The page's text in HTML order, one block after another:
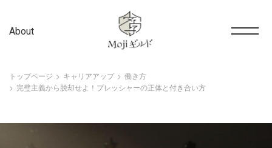
About
トップページ キャリアアップ
働き方
完璧主義から脱却せよ！プレッシャーの正体と付き合い方